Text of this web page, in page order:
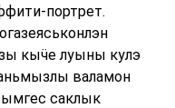
портрет.
кыӵе луыны кулэ
валамон
ымгес саклык